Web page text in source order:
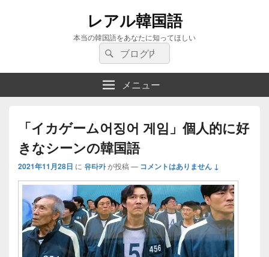
レアル韓国語
本当の韓国語をあなたに知ってほしい
検
索:
検
索
メニュー
「イカゲーム어징어 게임」個人的に好
きなシーンの韓国語
2021年11月28日 に 유타카が投稿 — コメントはありません ↓